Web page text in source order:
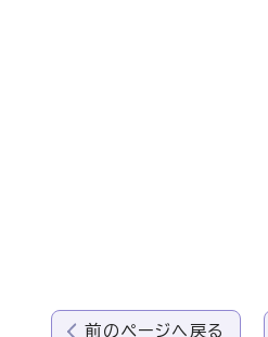
前のページへ戻る